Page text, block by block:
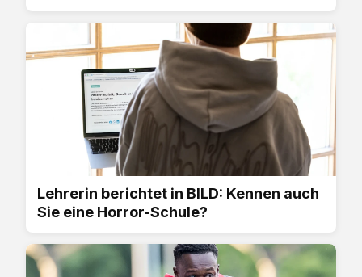
Lehrerin berichtet in BILD: Kennen auch
Sie eine Horror-Schule?